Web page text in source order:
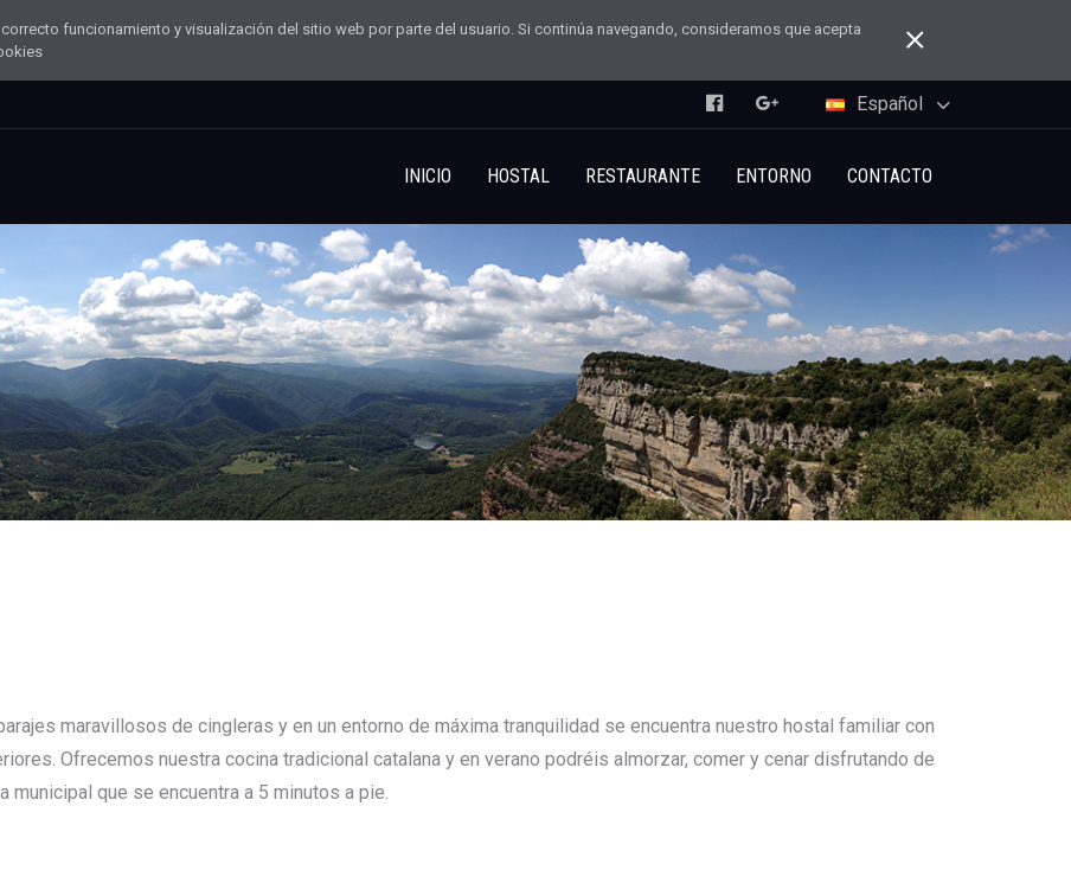
funcionamiento y visualización del sitio web por parte del usuario. Si continúa navegando, consideramos que acepta
Español
INICIO HOSTAL RESTAURANTE ENTORNO CONTACTO
maravillosos de cingleras y en un entorno de máxima tranquilidad se encuentra nuestro hostal familiar con
Ofrecemos nuestra cocina tradicional catalana y en verano podréis almorzar, comer y cenar disfrutando de
que se encuentra a 5 minutos a pie.